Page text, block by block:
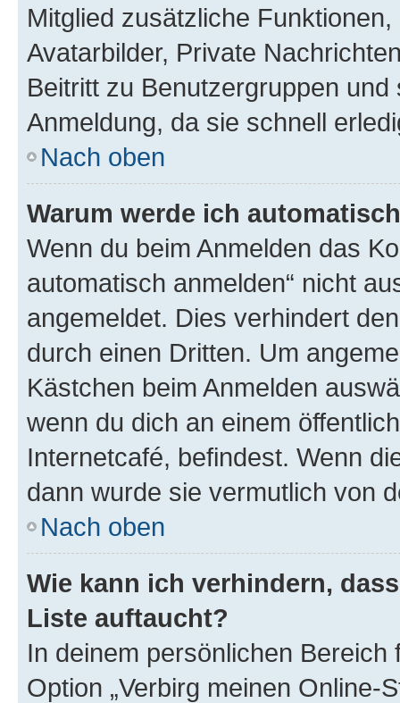
Mitglied zusätzliche
Avatarbilder, Private
Beitritt zu Benutzergruppen
Anmeldung, da sie schnell
Nach oben
Warum werde ich
Wenn du beim Anmelden das
automatisch anmelden“ nicht
angemeldet. Dies verhindert
durch einen Dritten. Um
Kästchen beim Anmelden
wenn du dich an einem
Internetcafé, befindest. Wenn
dann wurde sie vermutlich von
Nach oben
Wie kann ich verhindern,
Liste auftaucht?
In deinem persönlichen
Option „Verbirg meinen Online-